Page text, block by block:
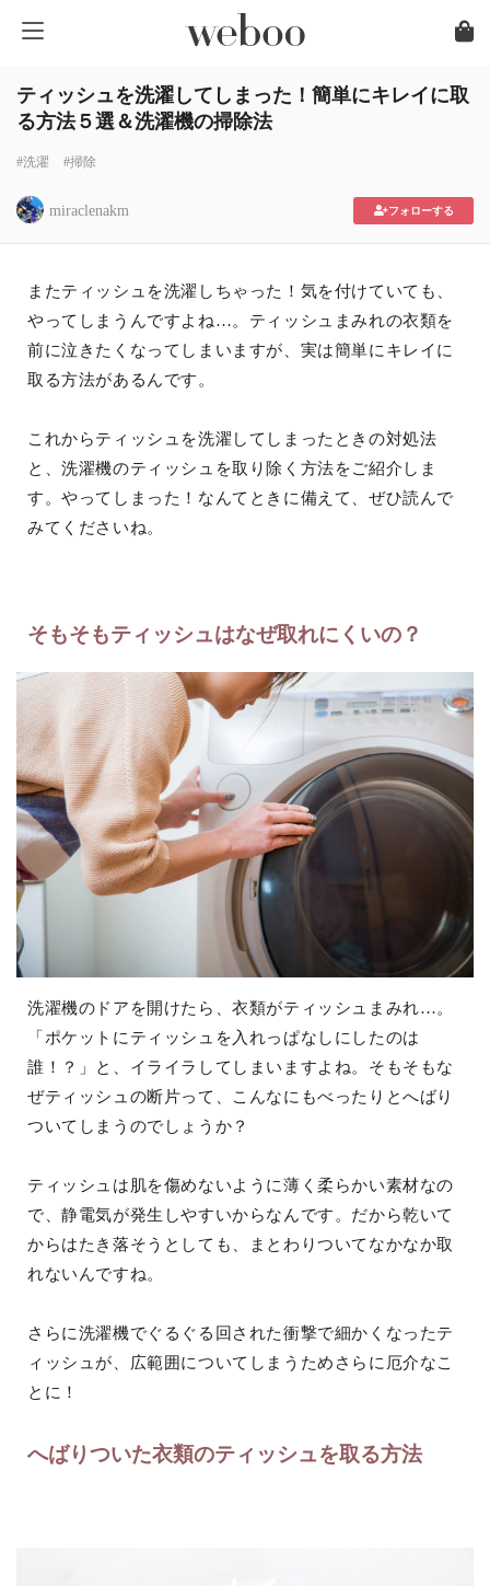
ティッシュを洗濯してしまった！簡単にキレイに取
る方法５選＆洗濯機の掃除法
#洗濯 #掃除
miraclenakm フォローする
またティッシュを洗濯しちゃった！気を付けていても、
やってしまうんですよね…。ティッシュまみれの衣類を
前に泣きたくなってしまいますが、実は簡単にキレイに
取る方法があるんです。
これからティッシュを洗濯してしまったときの対処法
と、洗濯機のティッシュを取り除く方法をご紹介しま
す。やってしまった！なんてときに備えて、ぜひ読んで
みてくださいね。
そもそもティッシュはなぜ取れにくいの？
洗濯機のドアを開けたら、衣類がティッシュまみれ…。
「ポケットにティッシュを入れっぱなしにしたのは
誰！？」と、イライラしてしまいますよね。そもそもな
ぜティッシュの断片って、こんなにもべったりとへばり
ついてしまうのでしょうか？
ティッシュは肌を傷めないように薄く柔らかい素材なの
で、静電気が発生しやすいからなんです。だから乾いて
からはたき落そうとしても、まとわりついてなかなか取
れないんですね。
さらに洗濯機でぐるぐる回された衝撃で細かくなったテ
ィッシュが、広範囲についてしまうためさらに厄介なこ
とに！
へばりついた衣類のティッシュを取る方法